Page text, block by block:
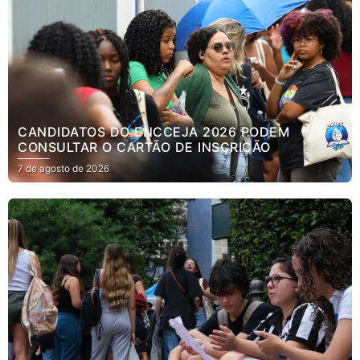
CANDIDATOS DO ENCCEJA 2026 PODEM
CONSULTAR O CARTÃO DE INSCRIÇÃO
7 de agosto de 2026